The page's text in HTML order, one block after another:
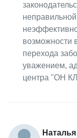
возможности
перехода
уважением,
центра "ОН
Наталья